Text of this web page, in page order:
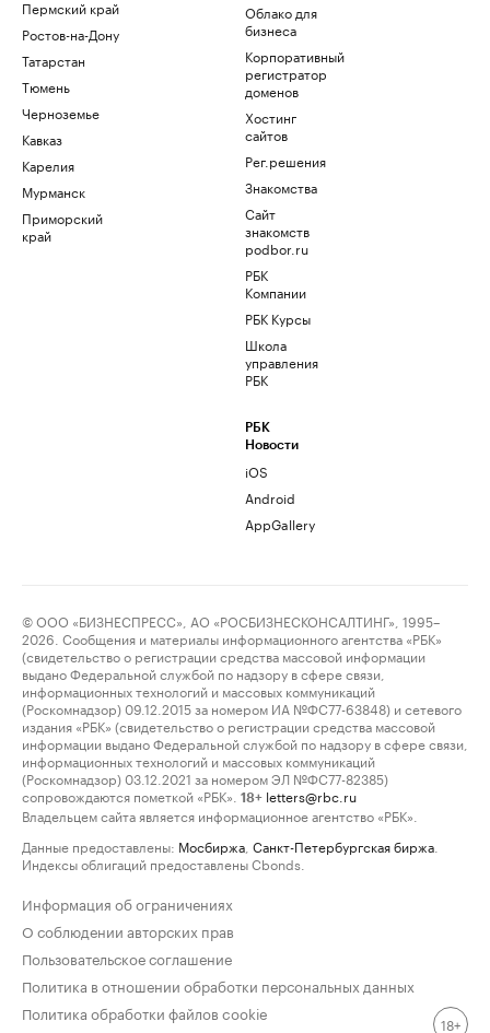
Пермский край
Ростов-на-Дону
Татарстан
Тюмень
Черноземье
Кавказ
Карелия
Мурманск
Приморский
край
Облако для
бизнеса
Корпоративный
регистратор
доменов
Хостинг
сайтов
Рег.решения
Знакомства
Сайт
знакомств
podbor.ru
РБК
Компании
РБК Курсы
Школа
управления
РБК
РБК
Новости
iOS
Android
AppGallery
© ООО «БИЗНЕСПРЕСС», АО «РОСБИЗНЕСКОНСАЛТИНГ», 1995–
2026. Сообщения и материалы информационного агентства «РБК»
(свидетельство о регистрации средства массовой информации
выдано Федеральной службой по надзору в сфере связи,
информационных технологий и массовых коммуникаций
(Роскомнадзор) 09.12.2015 за номером ИА №ФС77-63848) и сетевого
издания «РБК» (свидетельство о регистрации средства массовой
информации выдано Федеральной службой по надзору в сфере связи,
информационных технологий и массовых коммуникаций
(Роскомнадзор) 03.12.2021 за номером ЭЛ №ФС77-82385)
сопровождаются пометкой «РБК».
18+ letters@rbc.ru
Владельцем сайта является информационное агентство «РБК».
Данные предоставлены: Мосбиржа Санкт-Петербургская биржа
Индексы облигаций предоставлены Cbonds.
Информация об ограничениях
О соблюдении авторских прав
Пользовательское соглашение
Политика в отношении обработки персональных данных
Политика обработки файлов cookie
18+